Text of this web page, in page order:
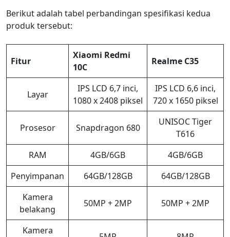
Berikut adalah tabel perbandingan spesifikasi kedua
produk tersebut:
Fitur
Xiaomi Redmi
10C
Realme C35
Layar
IPS LCD 6,7 inci,
1080 x 2408 piksel
IPS LCD 6,6 inci,
720 x 1650 piksel
Prosesor Snapdragon 680
UNISOC Tiger
T616
RAM
4GB/6GB
4GB/6GB
Penyimpanan
64GB/128GB
64GB/128GB
Kamera
belakang
50MP + 2MP 50MP + 2MP
Kamera